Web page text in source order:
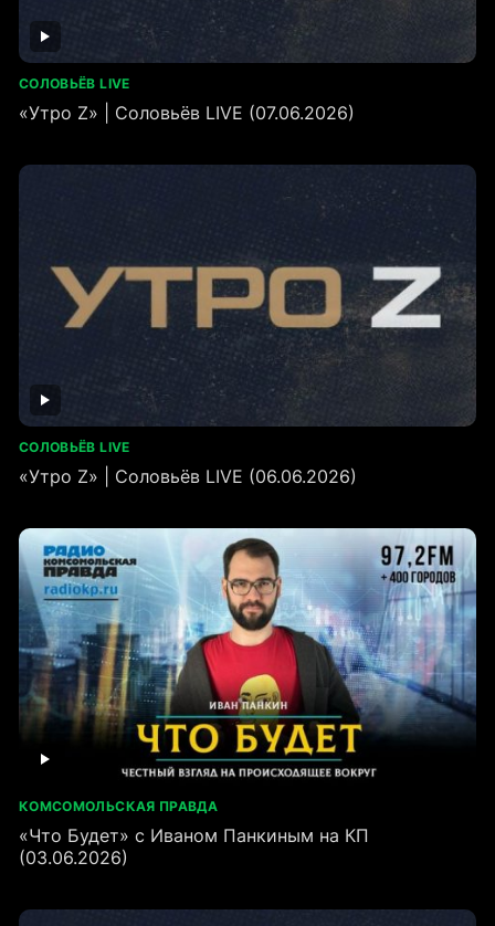
СОЛОВЬЁВ LIVE
«Утро Z» | Соловьёв LIVE (07.06.2026)
СОЛОВЬЁВ LIVE
«Утро Z» | Соловьёв LIVE (06.06.2026)
КОМСОМОЛЬСКАЯ ПРАВДА
«Что Будет» с Иваном Панкиным на КП
(03.06.2026)